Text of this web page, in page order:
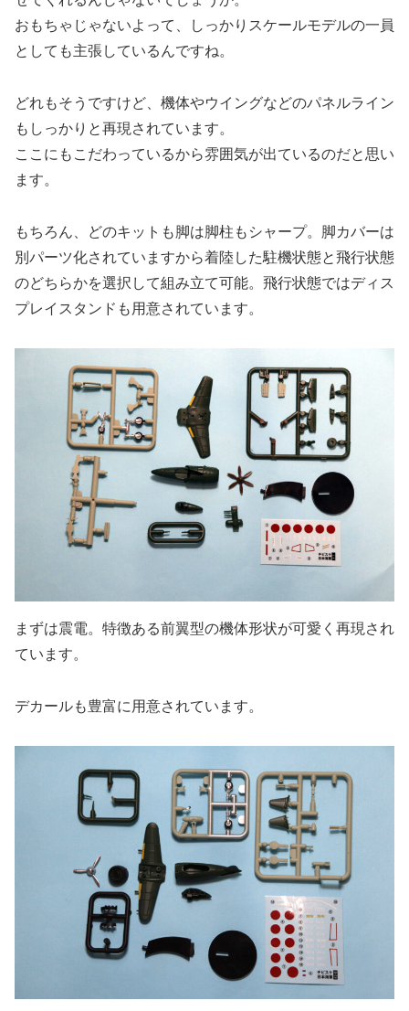
おもちゃじゃないよって、しっかりスケールモデルの一員
としても主張しているんですね。
どれもそうですけど、機体やウイングなどのパネルライン
もしっかりと再現されています。
ここにもこだわっているから雰囲気が出ているのだと思い
ます。
もちろん、どのキットも脚は脚柱もシャープ。脚カバーは
別パーツ化されていますから着陸した駐機状態と飛行状態
のどちらかを選択して組み立て可能。飛行状態ではディス
プレイスタンドも用意されています。
まずは震電。特徴ある前翼型の機体形状が可愛く再現され
ています。
デカールも豊富に用意されています。